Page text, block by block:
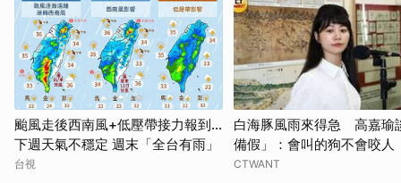
颱風走後西南風+低壓帶接力報到...
下週天氣不穩定 週末「全台有雨」
台視
白海豚風雨來得急 高嘉瑜
備假」：會叫的狗不會咬人
CTWANT